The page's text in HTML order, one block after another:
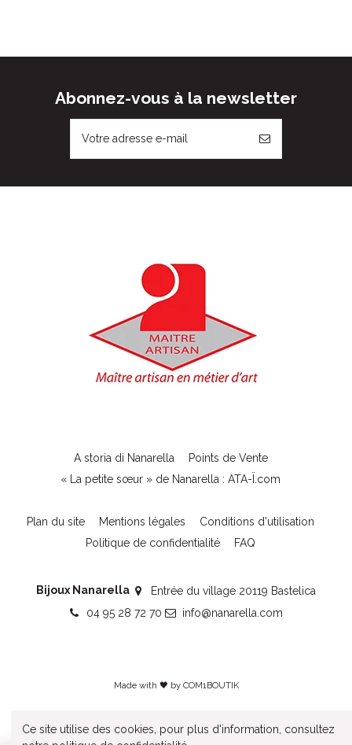
Abonnez-vous à la newsletter
A storia di Nanarella
Points de Vente
« La petite sœur » de Nanarella : ATA-Ï.com
Plan du site Mentions légales
Conditions d'utilisation
Politique de confidentialité
FAQ
Bijoux Nanarella
Entrée du village 20119 Bastelica
04 95 28 72 70
info@nanarella.com
Made with 🖤 by COM1BOUTIK
Ce site utilise des cookies, pour plus d'information, consultez